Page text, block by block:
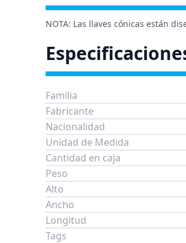
NOTA: Las llaves cónicas están
Familia
Fabricante
Nacionalidad
Unidad de Medida
Cantidad en caja
Peso
Alto
Ancho
Longitud
Tags